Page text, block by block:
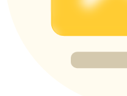
Deposit CASHCAT &
Share 500000